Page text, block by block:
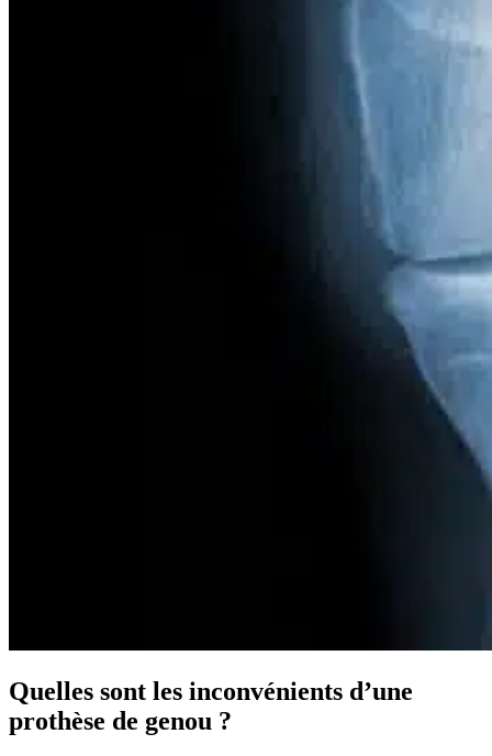
Quelles sont les inconvénients d’une
prothèse de genou ?